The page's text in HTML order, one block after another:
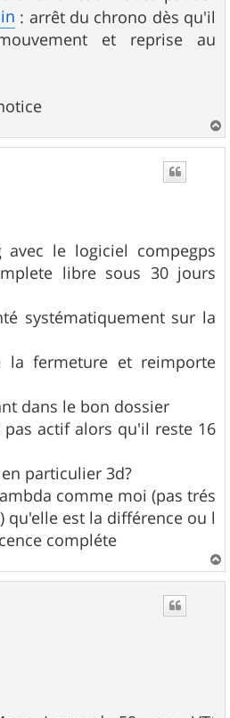
: arrêt du chrono dès qu'il
et reprise au
a
le logiciel compegps
libre sous 30 jours
systématiquement sur la
fermeture et reimporte
dans le bon dossier
actif alors qu'il reste 16
particulier 3d?
comme moi (pas trés
est la différence ou l
compléte
a